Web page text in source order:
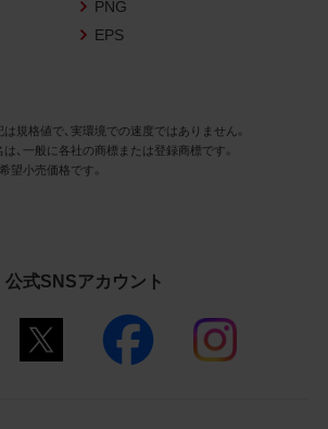
説に利用する場合に限り商品写
複製、送信可能化して利用でき
写真データの全部又は一部の譲
貸与、再利用許諾、改変、著作権表
除去等をしないこと
写真データに表示されている当
PNG
EPS
規格値で、実環境での速度ではありません。
、一般に各社の商標または登録商標です。
望小売価格です。
公式SNSアカウント